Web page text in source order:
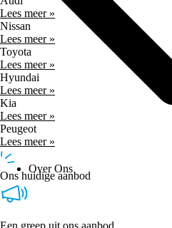
Over Ons
Lees meer »
Nissan
Lees meer »
Toyota
Lees meer »
Hyundai
Lees meer »
Kia
Lees meer »
Peugeot
Lees meer »
Ons huidige aanbod
Een greep uit ons aanbod